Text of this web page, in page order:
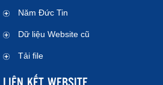
Năm Đức Tin
Dữ liệu Website cũ
Tải file